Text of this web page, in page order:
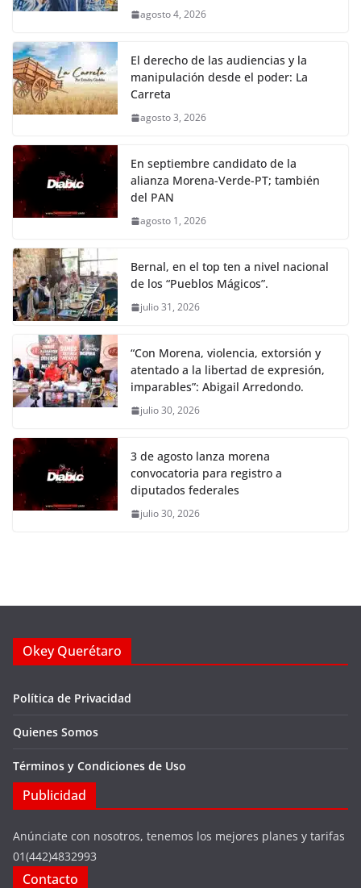
agosto 4, 2026
El derecho de las audiencias y la
manipulación desde el poder: La
Carreta
agosto 3, 2026
En septiembre candidato de la
alianza Morena-Verde-PT; también
del PAN
agosto 1, 2026
Bernal, en el top ten a nivel nacional
de los “Pueblos Mágicos”.
julio 31, 2026
“Con Morena, violencia, extorsión y
atentado a la libertad de expresión,
imparables”: Abigail Arredondo.
julio 30, 2026
3 de agosto lanza morena
convocatoria para registro a
diputados federales
julio 30, 2026
Okey Querétaro
Política de Privacidad
Quienes Somos
Términos y Condiciones de Uso
Publicidad
Anúnciate con nosotros, tenemos los mejores planes y tarifas
01(442)4832993
Contacto